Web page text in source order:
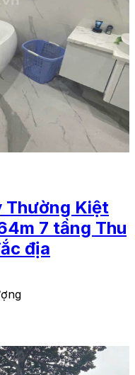
Thường Kiệt
7 tầng Thu
địa